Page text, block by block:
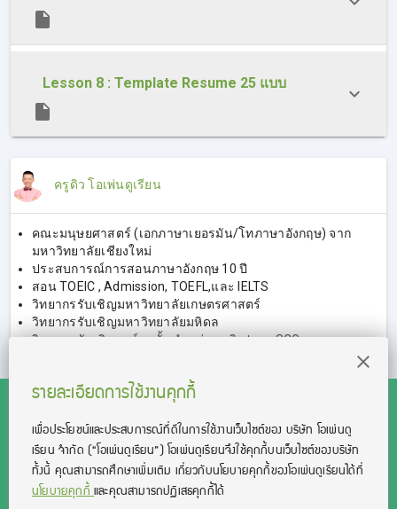
Lesson 8 : Template Resume 25 แบบ
ครูดิว โอเพ่นดูเรียน
คณะมนุษยศาสตร์ (เอกภาษาเยอรมัน/โทภาษาอังกฤษ) จาก
มหาวิทยาลัยเชียงใหม่
ประสบการณ์การสอนภาษาอังกฤษ 10 ปี
สอน TOEIC , Admission, TOEFL,และ IELTS
วิทยากรรับเชิญมหาวิทยาลัยเกษตรศาสตร์
วิทยากรรับเชิญมหาวิทยาลัยมหิดล
วิทยากรรับเชิญองค์กรชั้นนำ เช่น เมจิ, ปตท., SCG,
สงวนลิขสิทธิ์โดย บริษัท โอเพ่นดูเรียน จำกัด 2021 ©︎ OpenDurian
Co., Ltd.
TOEIC® and TOEFL® are registered trademarks of Educational Testing
รายละเอียดการใช้งานคุกกี้
เพื่อประโยชน์และประสบการณ์ที่ดีในการใช้งานเว็บไซต์ของ บริษัท โอเพ่นดู
เรียน จํากัด (“โอเพ่นดูเรียน”)โอเพ่นดูเรียนจึงใช้คุกกี้บนเว็บไซต์ของบริษัท
ทั้งนี้ คุณสามารถศึกษาเพิ่มเติม เกี่ยวกับนโยบายคุกกี้ของโอเพ่นดูเรียนได้ที่
นโยบายคุกกี้และคุณสามารถปฏิเสธคุกกี้ได้